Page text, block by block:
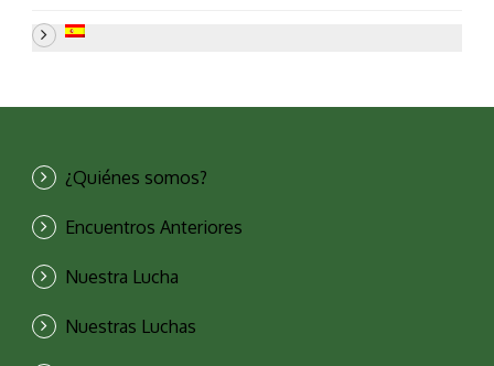
¿Quiénes somos?
Encuentros Anteriores
Nuestra Lucha
Nuestras Luchas